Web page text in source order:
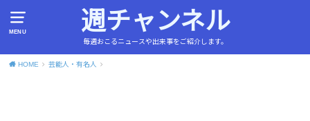
MENU 週チャンネル
毎週おこるニュースや出来事をご紹介します。
HOME 芸能人・有名人